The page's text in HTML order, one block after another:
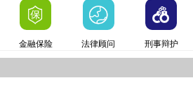
金融保险 法律顾问 刑事辩护